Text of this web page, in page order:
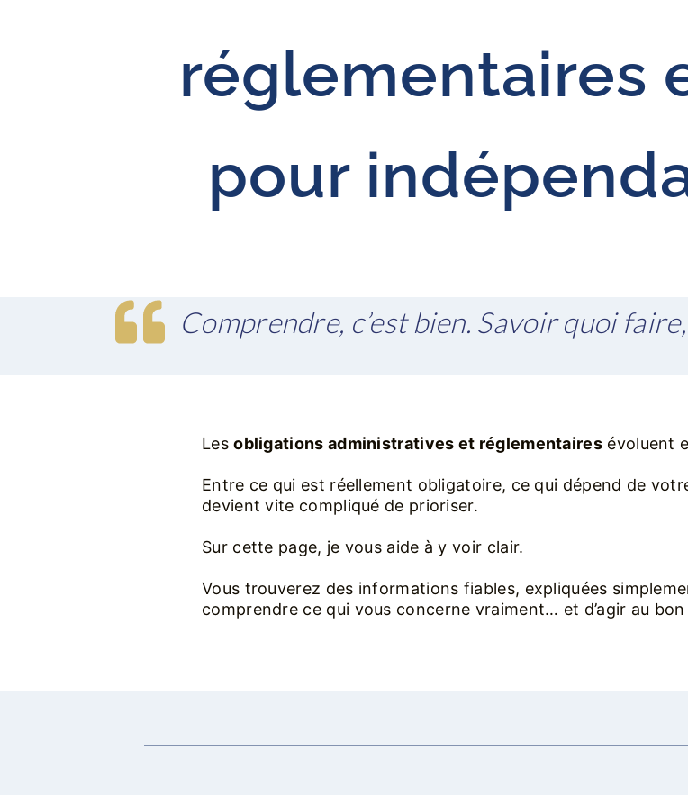
réglementaires
pour
Comprendre, c’est bien. Savoir quoi faire,
Lesobligations administratives et réglementaires évoluent
Entre ce qui est réellement obligatoire, ce qui dépend de
devient vite compliqué de prioriser.
Sur cette page, je vous aide à y voir clair.
Vous trouverez des informations fiables, expliquées
comprendre ce qui vous concerne vraiment… et d’agir au